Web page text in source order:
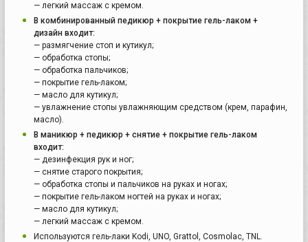
— легкий массаж с кремом.
В комбинированный педикюр + покрытие гель-лаком +
дизайн входит:
— размягчение стоп и кутикул;
— обработка стопы;
— обработка пальчиков;
— покрытие гель-лаком;
— масло для кутикул;
— увлажнение стопы увлажняющим средством (крем, парафин,
масло).
В маникюр + педикюр + снятие + покрытие гель-лаком
входит:
— дезинфекция рук и ног;
— снятие старого покрытия;
— обработка стопы и пальчиков на руках и ногах;
— покрытие гель-лаком ногтей на руках и ногах;
— масло для кутикул;
— легкий массаж с кремом.
Используются гель-лаки Kodi, UNO, Grattol, Cosmolac, TNL.